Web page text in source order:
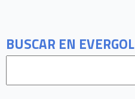
BUSCAR EN EVERGOL